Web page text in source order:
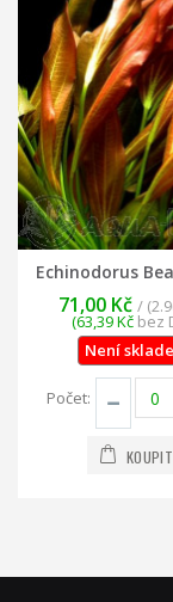
Echinodorus
71,00 Kč /
(63,39 Kčbez
Není
Počet:
KOUPIT